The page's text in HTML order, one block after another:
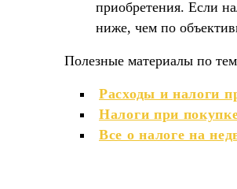
приобретения. Если
ниже, чем по
Полезные материалы по
Расходы и налоги
Налоги при
Все о налоге на